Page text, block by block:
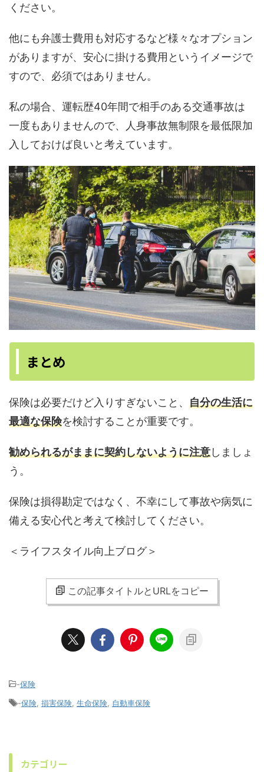
ください。
他にも弁護士費用も対応するなど様々なオプション
がありますが、安心に掛ける費用というイメージで
すので、必須ではありません。
私の場合、運転歴40年間で相手のある交通事故は
一度もありませんので、人身事故無制限を最低限加
入しておけば良いと考えています。
まとめ
保険は必要だけど入りすぎないこと、 自分の生活に
最適な保険を検討することが重要です。
勧められるがままに契約しないように注意しましょ
う。
保険は損得勘定ではなく、不幸にして事故や病気に
備える安心代と考えて検討してください。
＜ライフスタイル向上ブログ＞
この記事タイトルとURLをコピー
-保険
-保険 損害保険 生命保険 自動車保険
カテゴリー